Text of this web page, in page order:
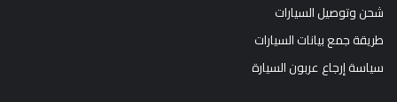
شحن وتوصيل السيارات
طريقة جمع بيانات السيارات
سياسة إرجاع عربون السيارة